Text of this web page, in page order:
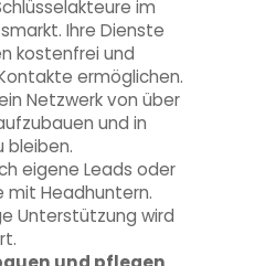
im
Ihre Dienste
kostenfrei und
ermöglichen.
Netzwerk von über
und in
bleiben.
eigene Leads oder
mit Headhuntern.
Unterstützung wird